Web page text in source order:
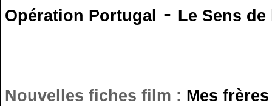
Opération Portugal - Le Sens
Nouvelles fiches film : Mes